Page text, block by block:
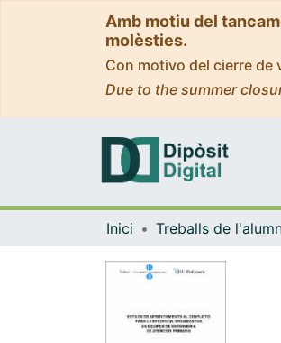
Amb motiu del
molèsties.
Con motivo del cierre de
Due to the summer
Inici Treballs de